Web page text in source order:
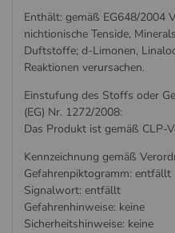
Enthält: gemäß EG648/2004
nichtionische Tenside,
Duftstoffe; d-Limonen,
Reaktionen verursachen.
Einstufung des Stoffs oder
(EG) Nr. 1272/2008:
Das Produkt ist gemäß CLP-
Kennzeichnung gemäß
Gefahrenpiktogramm: entfällt
Signalwort: entfällt
Gefahrenhinweise: keine
Sicherheitshinweise: keine